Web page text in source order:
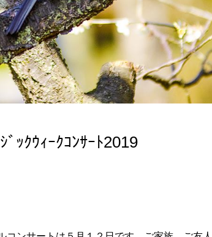
ﾞｯｸｳｨｰｸｺﾝｻｰﾄ2019